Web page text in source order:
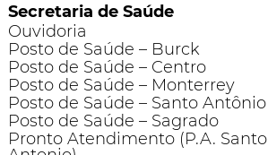
Secretaria de Saúde
Ouvidoria
Posto de Saúde – Burck
Posto de Saúde – Centro
Posto de Saúde – Monterrey
Posto de Saúde – Santo Antônio
Posto de Saúde – Sagrado
Pronto Atendimento (P.A. Santo